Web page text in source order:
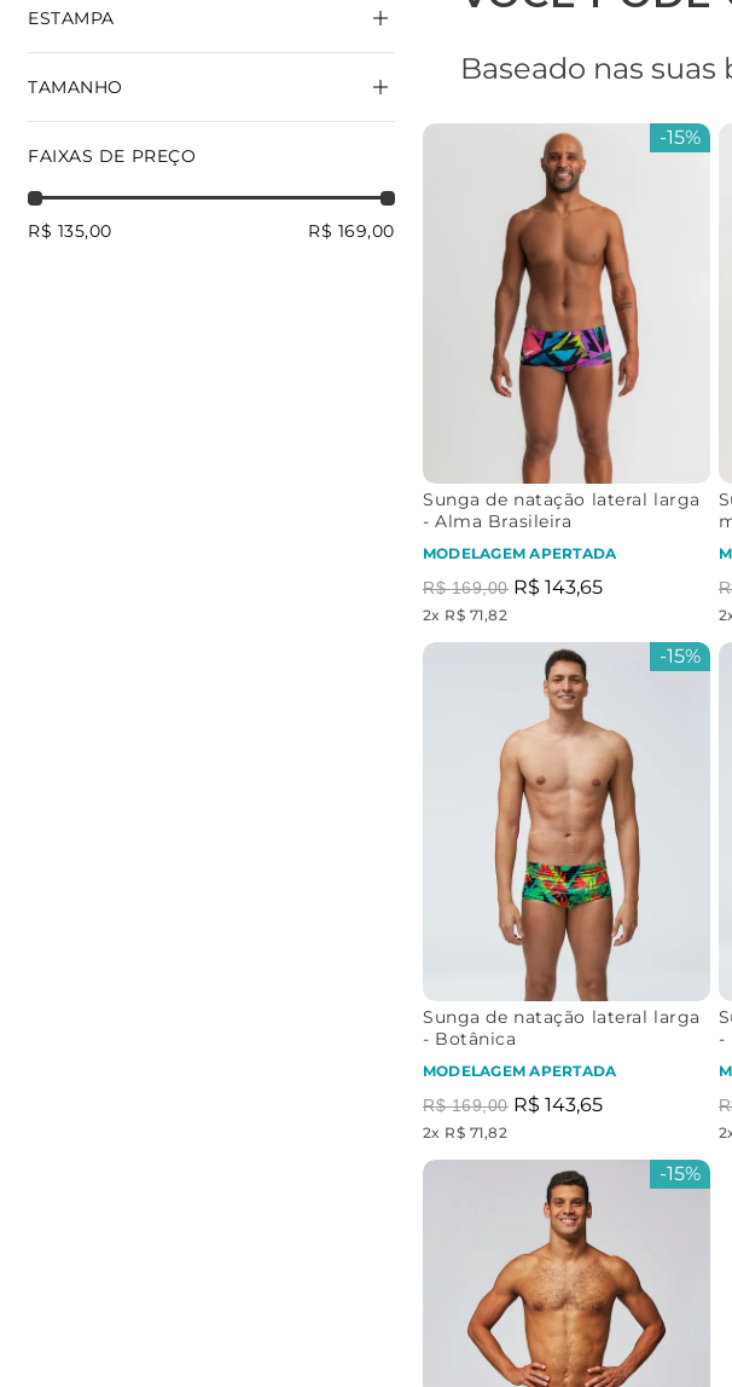
ESTAMPA
LATERAL LARGA
TAMANHO
FAIXAS DE PREÇO
R$ 135,00 R$ 169,00
Baseado nas suas
-15%
Sunga de natação lateral larga
- Alma Brasileira
MODELAGEM APERTADA
R$ 169,00 R$ 143,65
2x R$ 71,82 2
-15%
Sunga de natação lateral larga
- Botânica
MODELAGEM APERTADA
R$ 169,00 R$ 143,65
2x R$ 71,82
-
2
-15%